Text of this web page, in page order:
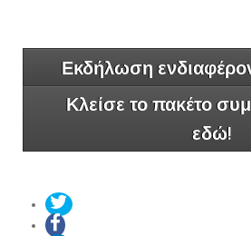
Εκδήλωση
Κλείσε το πακέτο
εδώ!